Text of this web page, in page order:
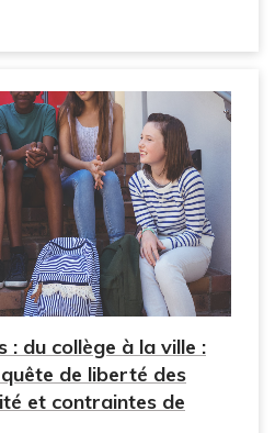
: du collège à la ville :
de liberté des
et contraintes de